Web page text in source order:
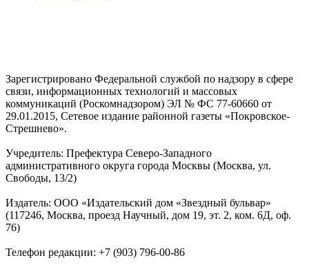
Зарегистрировано Федеральной службой по надзору в сфере
связи, информационных технологий и массовых
коммуникаций (Роскомнадзором) ЭЛ № ФС 77-60660 от
29.01.2015, Сетевое издание районной газеты «Покровское-
Стрешнево».
Учредитель: Префектура Северо-Западного
административного округа города Москвы (Москва, ул.
Свободы, 13/2)
Издатель: ООО «Издательский дом «Звездный бульвар»
(117246, Москва, проезд Научный, дом 19, эт. 2, ком. 6Д, оф.
76)
Телефон редакции: +7 (903) 796-00-86